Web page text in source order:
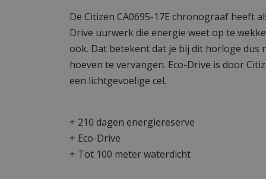
De Citizen CA0695-17E chronograaf heeft
Drive uurwerk die energie weet op te
ook. Dat betekent dat je bij dit horloge dus
hoeven te vervangen. Eco-Drive is door
een lichtgevoelige cel.
+ 210 dagen energiereserve
+ Eco-Drive
+ Tot 100 meter waterdicht